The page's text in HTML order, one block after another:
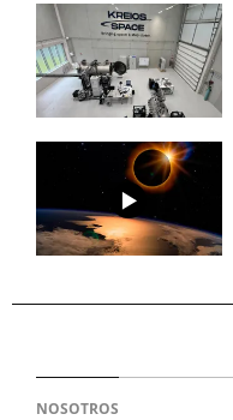
NOSOTROS